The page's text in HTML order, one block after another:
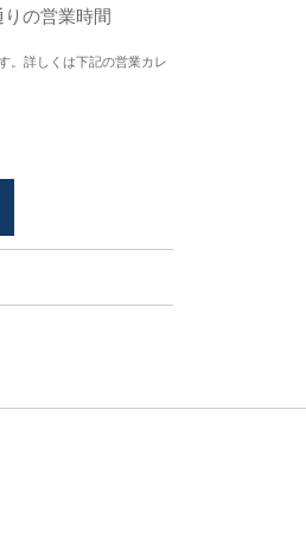
りの営業時間
。詳しくは下記の営業カレ